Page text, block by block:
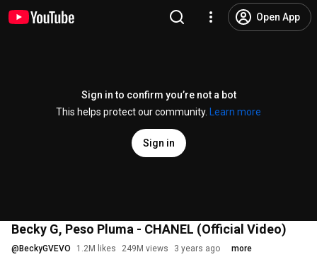
Open App
Sign in to confirm you’re not a bot
This helps protect our community.
Learn more
Sign in
Becky G, Peso Pluma - CHANEL (Official Video)
@ BeckyGVEVO 1.2M likes 249M views 3 years ago more